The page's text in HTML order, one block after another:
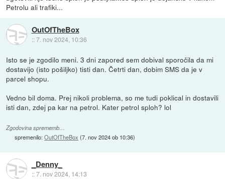
Petrolu ali trafiki...
OutOfTheBox
::7. nov 2024, 10:36
Isto se je zgodilo meni. 3 dni zapored sem dobival sporočila da mi
dostavijo (isto pošiljko) tisti dan. Četrti dan, dobim SMS da je v
parcel shopu.
Vedno bil doma. Prej nikoli problema, so me tudi poklical in dostavili
isti dan, zdej pa kar na petrol. Kater petrol sploh? lol
Zgodovina sprememb…
spremenilo:OutOfTheBox (7. nov 2024 ob 10:36)
_Denny_
::7. nov 2024, 14:13